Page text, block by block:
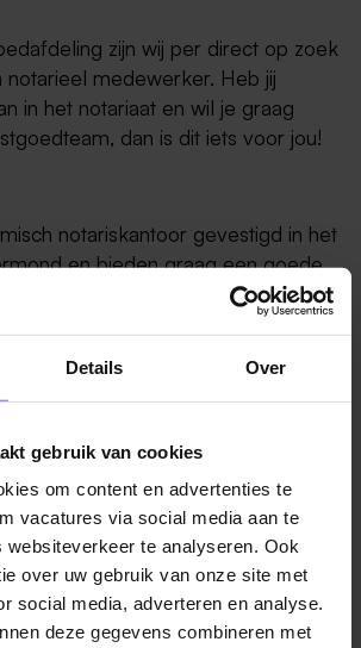
Details Over
gebruik van cookies
om content en advertenties te
vacatures via social media aan te
websiteverkeer te analyseren. Ook
over uw gebruik van onze site met
social media, adverteren en analyse.
deze gegevens combineren met
zijn wij per direct op zoek
notarieel medewerker. Heb jij
in het notariaat en wil je graag
dan is dit iets voor jou!
notariskantoor gevestigd in het
en bieden graag een goede
waarbij de klant altijd
prettige informele werksfeer op
een hoge mate van zelfstandigheid
onroerend goed ben je
voor het afhandelen van diverse
het gebied van onroerend goed.
zelfstandig en in teamverband te
betreffen het opstellen